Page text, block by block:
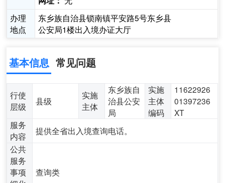
办理
地点
东乡族自治县锁南镇平安路5号东乡县
公安局1楼出入境办证大厅
基本信息 常见问题
行使
层级
县级
实施
主体
东乡族自
治县公安
局
实施
主体
编码
11622926
01397236
XT
服务
内容
提供全省出入境查询电话。
公共
服务
事项
查询类